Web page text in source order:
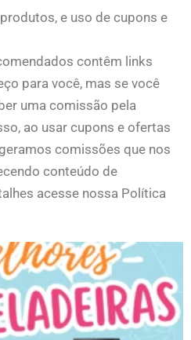
e uso de cupons e
contêm links
para você, mas se você
uma comissão pela
ao usar cupons e ofertas
comissões que nos
conteúdo de
acesse nossa Política